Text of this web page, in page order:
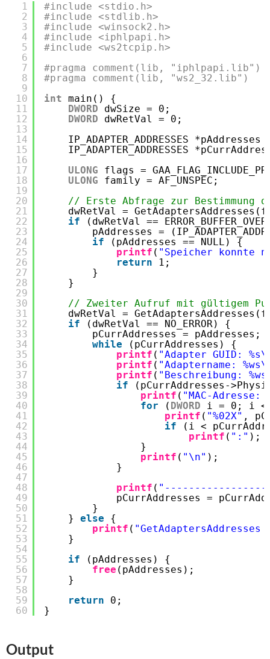
1
2
3
4
5
6
7
8
9
10
11
12
13
14
15
16
17
18
19
20
21
22
23
24
25
26
27
28
29
30
31
32
33
34
35
36
37
38
39
40
41
42
43
44
45
46
47
48
49
50
51
52
53
54
55
56
57
58
59
60
#include <stdio.h>
#include <stdlib.h>
#include <winsock2.h>
#include <iphlpapi.h>
#include <ws2tcpip.h>
#pragma comment(lib, "iphlpapi.lib")
#pragma comment(lib, "ws2_32.lib")
int main() {
DWORD
dwSize = 0;
DWORD
dwRetVal = 0;
IP_ADAPTER_ADDRESSES
IP_ADAPTER_ADDRESSES
ULONG
flags =
ULONG
family = AF_UNSPEC;
// Erste Abfrage zur Bestimmung
dwRetVal =
if
(dwRetVal ==
pAddresses =
if
(pAddresses == NULL) {
printf ( "Speicher konnte
return
1;
}
}
// Zweiter Aufruf mit gültigem
dwRetVal =
if
(dwRetVal == NO_ERROR) {
pCurrAddresses = pAddresses;
while
(pCurrAddresses) {
printf ( "Adapter GUID:
printf ( "Adaptername:
printf ( "Beschreibung:
if
(pCurrAddresses-
printf ( "MAC-Adresse:
for
( DWORD
i = 0; i <
printf ( "%02X" ,
if
(i <
printf ( ":" );
}
printf ( "\n" );
}
printf (
pCurrAddresses =
}
} else
{
printf (
}
if
(pAddresses) {
free (pAddresses);
}
return
0;
}
Output